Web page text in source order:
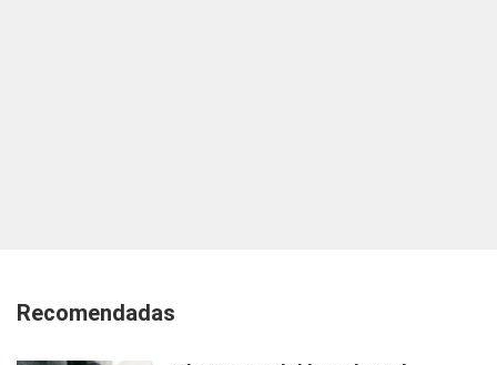
Recomendadas